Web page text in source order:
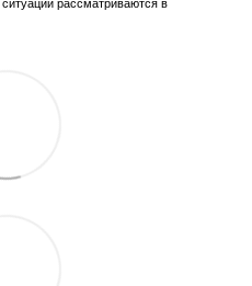
рассматриваются в